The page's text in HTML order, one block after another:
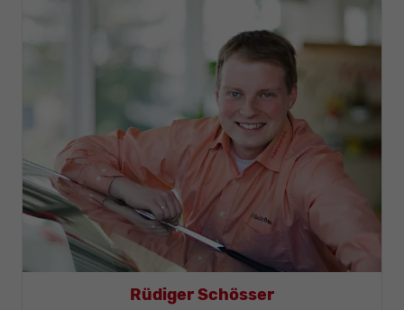
Rüdiger Schösser